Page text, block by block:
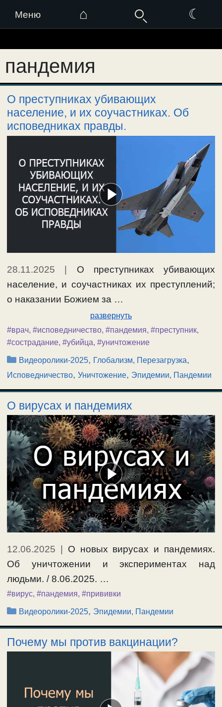
Меню ⌂ ☾
к
содержимому
пандемия
О преступниках убивающих
население, и их соучастниках. Об
исповедниках правды.
28.11.2025 | О преступниках убивающих
население, и соучастниках их преступлений;
о наказании Божием за …
развернуть
#врач, #исповедничество, #пандемия, #преступник,
#сострадание, #убийца, #уничтожение
Рубрики
Видеоролики-2025, Глобализм, Перезагрузка,
Исповедничество, Уничтожение, Эпидемии, Пандемии
О вирусах и пандемиях
12.06.2025 | О новых вирусах и пандемиях.
Об уничтожении и экспериментах над
людьми. / 8.06.2025. …
#вирус, #пандемия, #прививки
Рубрики
Видеоролики-2025, Эпидемии, Пандемии
Почему мы против вакцинации?